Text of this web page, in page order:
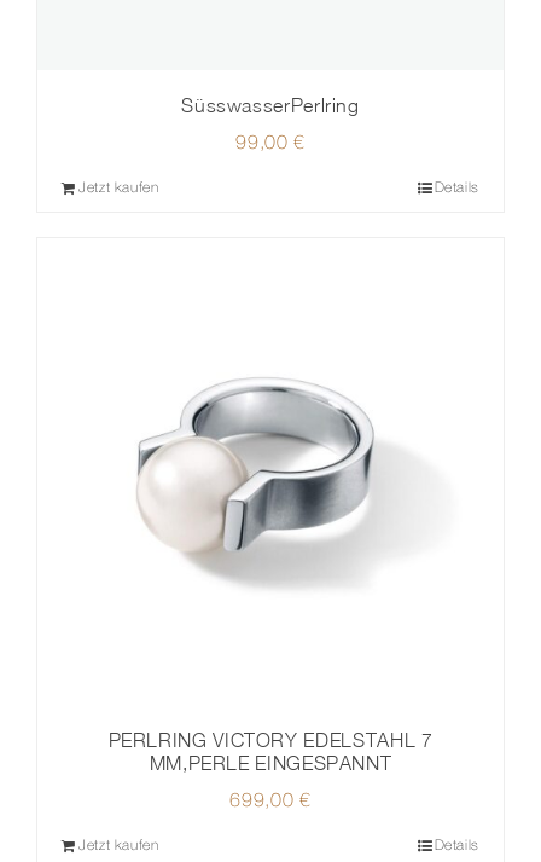
SüsswasserPerlring
99,00€
Jetzt kaufen Details
PERLRING VICTORY EDELSTAHL 7
MM,PERLE EINGESPANNT
699,00 €
Jetzt kaufen Details